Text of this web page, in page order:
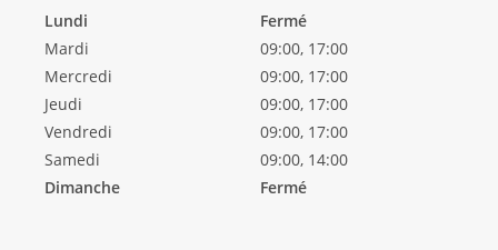
Lundi
Mardi
Mercredi
Jeudi
Vendredi
Samedi
Dimanche
Fermé
09:00, 17:00
09:00, 17:00
09:00, 17:00
09:00, 17:00
09:00, 14:00
Fermé